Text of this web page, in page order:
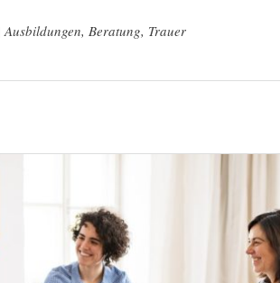
Ausbildungen, Beratung, Trauer